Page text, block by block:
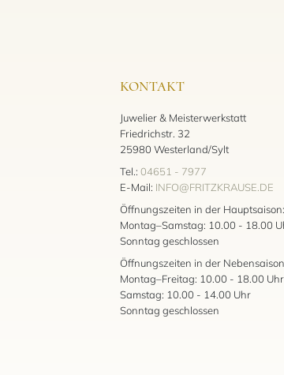
KONTAKT
Juwelier & Meisterwerkstatt
Friedrichstr. 32
25980 Westerland/Sylt
Tel.: 04651 - 7977
E-Mail: INFO@FRITZKRAUSE.DE
Öffnungszeiten in der Hauptsaison:
Montag–Samstag: 10.00 - 18.00
Sonntag geschlossen
Öffnungszeiten in der
Montag–Freitag: 10.00 - 18.00 Uhr
Samstag: 10.00 - 14.00 Uhr
Sonntag geschlossen